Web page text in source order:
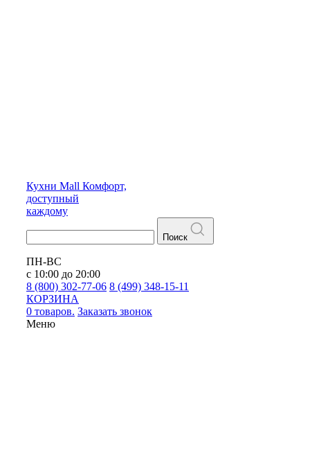
Кухни Mall Комфорт,
доступный
каждому
Поиск
ПН-ВС
с 10:00 до 20:00
8 (800) 302-77-06 8 (499) 348-15-11
КОРЗИНА
0 товаров. Заказать звонок
Меню